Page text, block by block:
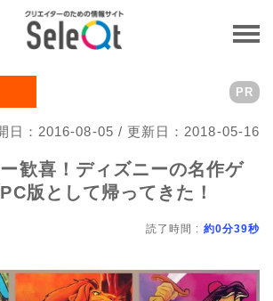
日：2016-08-05 / 更新日：2018-05-16
PR
歓喜！ディズニーの名作ゲ
版として帰ってきた！
読了時間 : 約0分39秒